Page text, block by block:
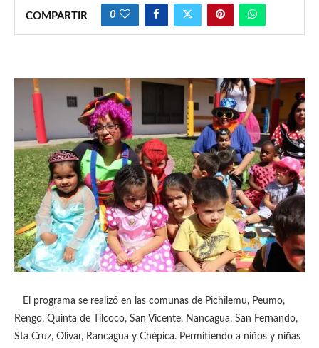
COMPARTIR 0
El programa se realizó en las comunas de Pichilemu, Peumo,
Rengo, Quinta de Tilcoco, San Vicente, Nancagua, San Fernando,
Sta Cruz, Olivar, Rancagua y Chépica. Permitiendo a niños y niñas